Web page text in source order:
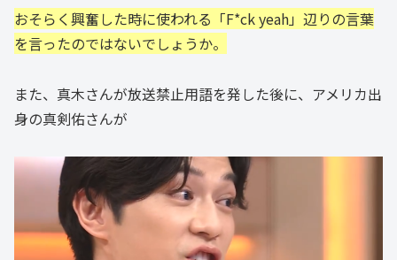
おそらく興奮した時に使われる「F*ck yeah」 辺りの言葉
を言ったのではないでしょうか。
また、真木さんが放送禁止用語を発した後に、アメリカ出
身の真剣佑さんが